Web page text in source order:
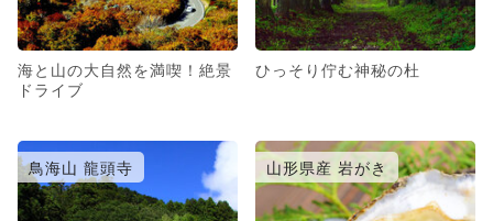
海と山の大自然を満喫！絶景
ドライブ
ひっそり佇む神秘の杜
鳥海山 龍頭寺 山形県産 岩がき